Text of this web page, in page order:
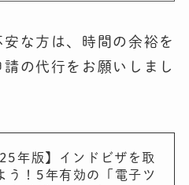
な方は、時間の余裕を
の代行をお願いしまし
年版】インドビザを取
う！5年有効の「電子ツ